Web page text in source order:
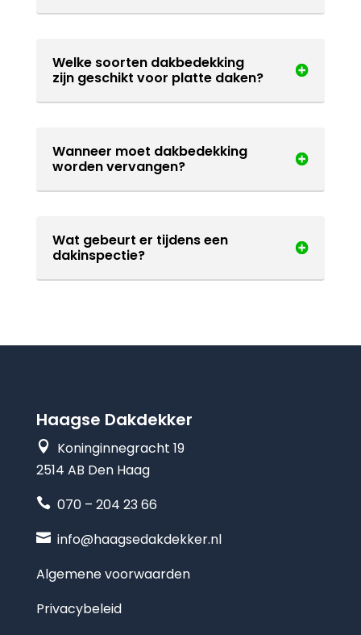
Welke soorten dakbedekking
zijn geschikt voor platte daken?
Wanneer moet dakbedekking
worden vervangen?
Wat gebeurt er tijdens een
dakinspectie?
Haagse Dakdekker

Koninginnegracht 19
2514 AB Den Haag
 070 – 204 23 66
 info@haagsedakdekker.nl
Algemene voorwaarden
Privacybeleid